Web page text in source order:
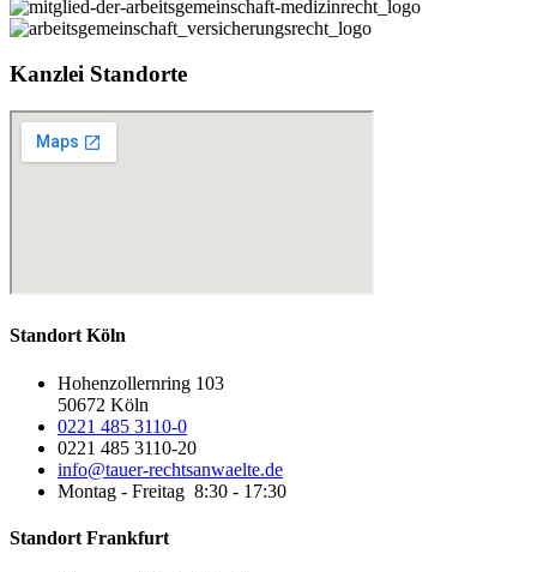
Kanzlei Standorte
Standort Köln
Hohenzollernring 103
50672 Köln
0221 485 3110-0
0221 485 3110-20
info@tauer-rechtsanwaelte.de
Montag - Freitag 8:30 - 17:30
Standort Frankfurt